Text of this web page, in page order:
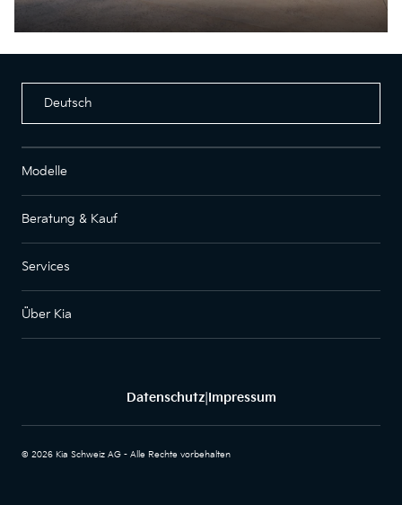
Deutsch
Modelle
Beratung & Kauf
Services
Über Kia
Datenschutz| Impressum
© 2026 Kia Schweiz AG - Alle Rechte vorbehalten